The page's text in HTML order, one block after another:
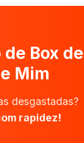
Box de
Mim
desgastadas?
rapidez!